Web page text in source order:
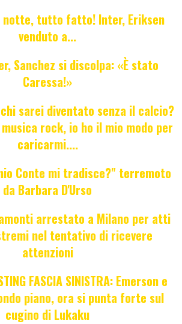
notte, tutto fatto! Inter, Eriksen
venduto a...
Sanchez si discolpa: «È stato
Caressa!»
sarei diventato senza il calcio?
rock, io ho il mio modo per
caricarmi....
Conte mi tradisce?" terremoto
da Barbara D'Urso
arrestato a Milano per atti
nel tentativo di ricevere
attenzioni
FASCIA SINISTRA: Emerson e
piano, ora si punta forte sul
cugino di Lukaku